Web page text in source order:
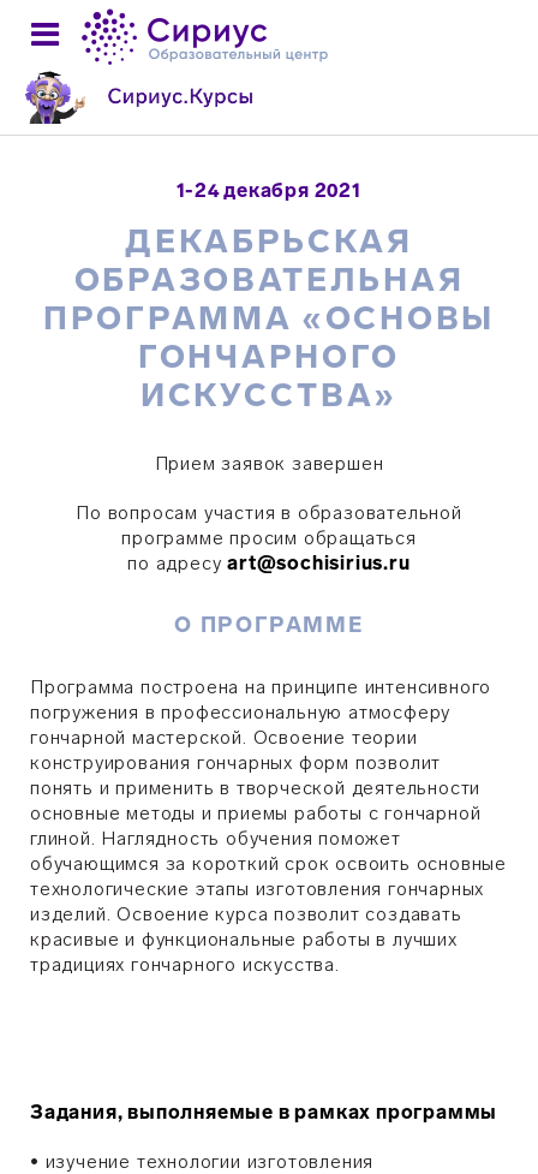
1-24 декабря 2021
ДЕКАБРЬСКАЯ
ОБРАЗОВАТЕЛЬНАЯ
ПРОГРАММА «ОСНОВЫ
ГОНЧАРНОГО
ИСКУССТВА»
Прием заявок завершен
По вопросам участия в образовательной
программе просим обращаться
по адресуart@sochisirius.ru
О ПРОГРАММЕ
Программа построена на принципе интенсивного
погружения в профессиональную атмосферу
гончарной мастерской. Освоение теории
конструирования гончарных форм позволит
понять и применить в творческой деятельности
основные методы и приемы работы с гончарной
глиной. Наглядность обучения поможет
обучающимся за короткий срок освоить основные
технологические этапы изготовления гончарных
изделий. Освоение курса позволит создавать
красивые и функциональные работы в лучших
традициях гончарного искусства.
Задания, выполняемые в рамках программы
• изучение технологии изготовления